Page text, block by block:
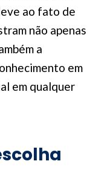
ao fato de
não apenas
a
em
em qualquer